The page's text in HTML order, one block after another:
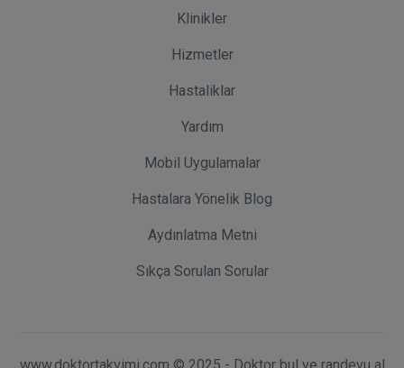
Klinikler
Hizmetler
Hastaliklar
Yardım
Mobil Uygulamalar
Hastalara Yönelik Blog
Aydınlatma Metni
Sıkça Sorulan Sorular